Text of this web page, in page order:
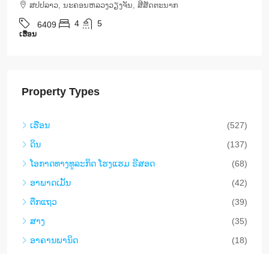
ສ​ປ​ປ​ລາວ, ນະຄອນຫລວງວຽງຈັນ, ສີສັດຕະນາກ
6409 4 5
ເຮືອນ
Property Types
ເຮືອນ
(527)
ດິນ
(137)
​ໂອ​ກາດ​ທາງ​ທ​ູ​ລະ​ກິດ ໂຮງ​ແຮມ ຣີ​ສອດ
(68)
ອາ​ພາ​ດ​ເມັ້ນ
(42)
ຕືກ​ແຖວ
(39)
ສາງ
(35)
ອາ​ຄານ​ພາ​ນິດ
(18)